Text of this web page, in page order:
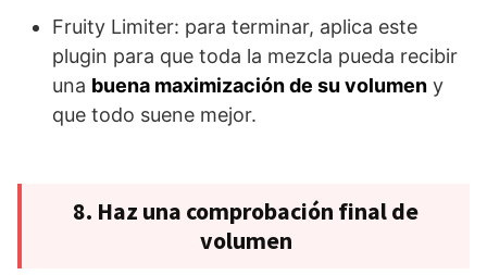
Fruity Limiter: para terminar, aplica este
plugin para que toda la mezcla pueda recibir
una buena maximización de su volumen y
que todo suene mejor.
8. Haz una comprobación final de
volumen